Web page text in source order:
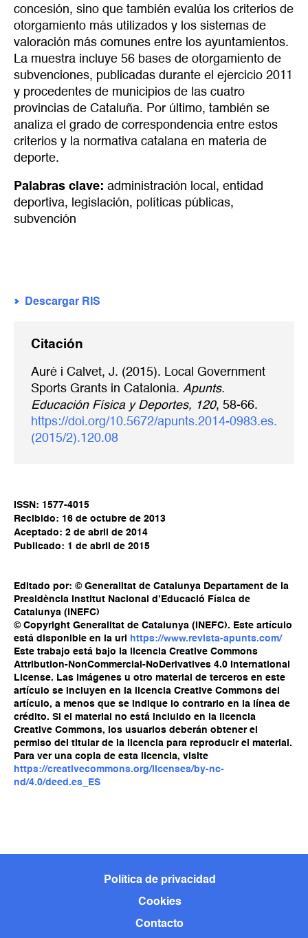
concesión, sino que también evalúa los criterios de
otorgamiento más utilizados y los sistemas de
valoración más comunes entre los ayuntamientos.
La muestra incluye 56 bases de otorgamiento de
subvenciones, publicadas durante el ejercicio 2011
y procedentes de municipios de las cuatro
provincias de Cataluña. Por último, también se
analiza el grado de correspondencia entre estos
criterios y la normativa catalana en materia de
deporte.
Palabras clave: administración local , entidad
deportiva, legislación, políticas públicas,
subvención
Descargar RIS
Citación
Auré i Calvet, J. (2015). Local Government
Sports Grants in Catalonia. Apunts.
Educación Física y Deportes, 120, 58-66.
https://doi.org/10.5672/apunts.2014-0983.es.
(2015/2).120.08
ISSN: 1577-4015
Recibido: 16 de octubre de 2013
Aceptado: 2 de abril de 2014
Publicado: 1 de abril de 2015
Editado por: © Generalitat de Catalunya Departament de la
Presidència Institut Nacional d’Educació Física de
Catalunya (INEFC)
© Copyright Generalitat de Catalunya (INEFC). Este artículo
está disponible en la url
https://www.revista-apunts.com/
Este trabajo está bajo la licencia Creative Commons
Attribution-NonCommercial-NoDerivatives 4.0 International
License. Las imágenes u otro material de terceros en este
artículo se incluyen en la licencia Creative Commons del
artículo, a menos que se indique lo contrario en la línea de
crédito. Si el material no está incluido en la licencia
Creative Commons, los usuarios deberán obtener el
permiso del titular de la licencia para reproducir el material.
Para ver una copia de esta licencia, visite
https://creativecommons.org/licenses/by-nc-
nd/4.0/deed.es_ES
Política de privacidad
Cookies
Contacto